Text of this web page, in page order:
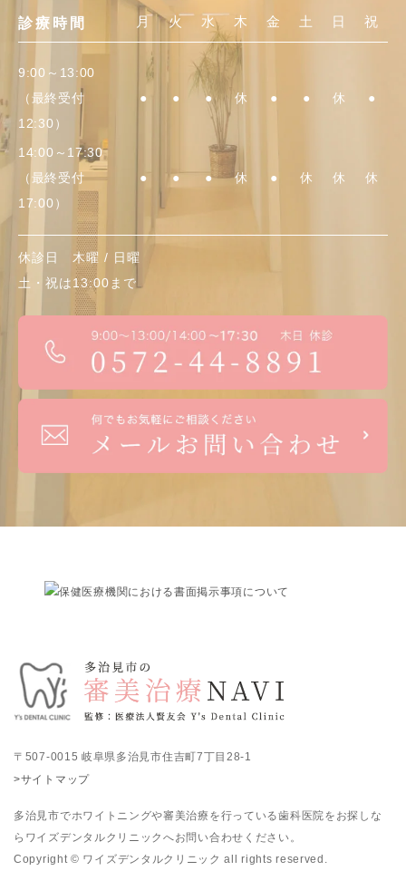
診療時間 月 火 水 木 金 土 日 祝
9:00～13:00
（最終受付
12:30）
● ● ● 休 ● ● 休 ●
14:00～17:30
（最終受付
17:00）
● ● ● 休 ● 休 休 休
休診日 木曜 / 日曜
土・祝は13:00まで
〒507-0015 岐阜県多治見市住吉町7丁目28-1
>サイトマップ
多治見市でホワイトニングや審美治療を行っている歯科医院をお探しな
らワイズデンタルクリニックへお問い合わせください。
Copyright © ワイズデンタルクリニック all rights reserved.